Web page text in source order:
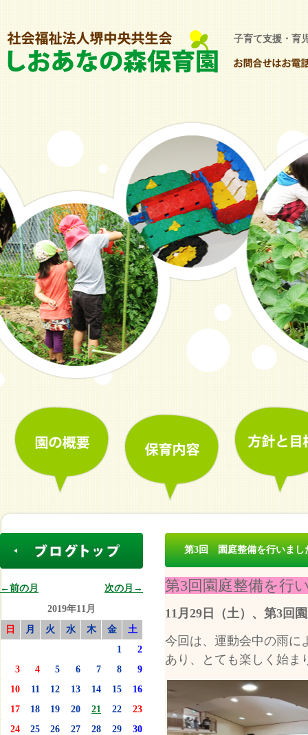
子育て支援・育
←前の月
次の月→
2019年11月
日
月 火 水 木 金
土
1
2
3
4 5 6 7 8
9
10
11 12 13 14 15
16
17
18 19 20 21 22
23
24
25 26 27 28 29
30
第3回 園庭整備を行いまし
第3回園庭整備を行
11月29日（土）、第3回
今回は、運動会中の雨に
あり、とても楽しく始ま